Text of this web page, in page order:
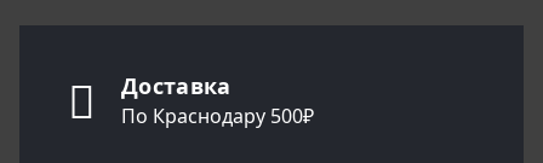
Доставка
По Краснодару 500₽